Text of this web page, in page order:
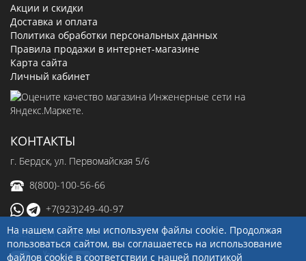
Акции и скидки
Доставка и оплата
Политика обработки персональных данных
Правила продажи в интернет-магазине
Карта сайта
Личный кабинет
КОНТАКТЫ
г. Бердск, ул. Первомайская 5/6
8(800)-100-56-66
+7(923)249-40-97
sale@ingenerseti.ru
На нашем сайте мы используем файлы cookie. Продолжая
пользоваться сайтом, вы соглашаетесь на использование
файлов cookie в соответствии с нашей политикой